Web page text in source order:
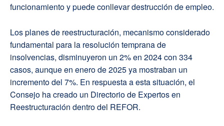
funcionamiento y puede conllevar destrucción de empleo.
Los planes de reestructuración, mecanismo considerado
fundamental para la resolución temprana de
insolvencias, disminuyeron un 2% en 2024 con 334
casos, aunque en enero de 2025 ya mostraban un
incremento del 7%. En respuesta a esta situación, el
Consejo ha creado un Directorio de Expertos en
Reestructuración dentro del REFOR.